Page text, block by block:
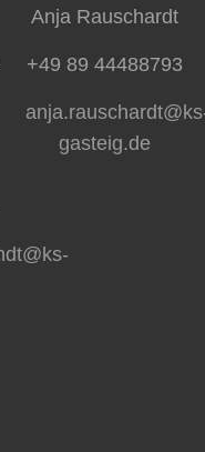
Anja Rauschardt
+49 89 44488793
gasteig.de